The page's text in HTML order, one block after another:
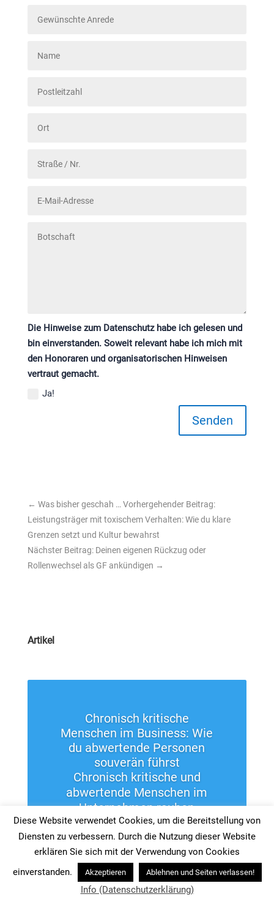
Die Hinweise zum Datenschutz habe ich gelesen und
bin einverstanden. Soweit relevant habe ich mich mit
den Honoraren und organisatorischen Hinweisen
vertraut gemacht.
Ja!
Senden
← Was bisher geschah … Vorhergehender Beitrag:
Leistungsträger mit toxischem Verhalten: Wie du klare
Grenzen setzt und Kultur bewahrst
Nächster Beitrag: Deinen eigenen Rückzug oder
Rollenwechsel als GF ankündigen →
Artikel
Chronisch kritische
Menschen im Business: Wie
du abwertende Personen
souverän führst
Chronisch kritische und
abwertende Menschen im
Unternehmen rauben
Energie. Erfahre, wie du dich
innerlich stärkst, klare
Grenzen setzt und eine
wertschätzende
Leistungskultur förderst.
Diese Website verwendet Cookies, um die Bereitstellung von
Diensten zu verbessern. Durch die Nutzung dieser Website
erklären Sie sich mit der Verwendung von Cookies
einverstanden.
Akzeptieren Ablehnen und Seiten verlassen!
Info (Datenschutzerklärung)